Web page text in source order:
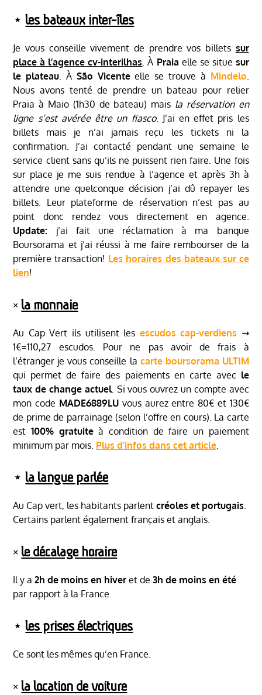
⋆les bateaux inter-îles
Je vous conseille vivement de prendre vos billets sur
place à l’agence cv-interilhas. À Praia elle se situe sur
le plateau. À São Vicenteelle se trouve à Mindelo.
Nous avons tenté de prendre un bateau pour relier
Praia à Maio (1h30 de bateau) mais la réservation en
ligne s’est avérée être un fiasco. J’ai en effet pris les
billets mais je n’ai jamais reçu les tickets ni la
confirmation. J’ai contacté pendant une semaine le
service client sans qu’ils ne puissent rien faire. Une fois
sur place je me suis rendue à l’agence et après 3h à
attendre une quelconque décision j’ai dû repayer les
billets. Leur plateforme de réservation n’est pas au
point donc rendez vous directement en agence.
Update: j’ai fait une réclamation à ma banque
Boursorama et j’ai réussi à me faire rembourser de la
première transaction! Les horaires des bateaux sur ce
lien!
༝la monnaie
Au Cap Vert ils utilisent les escudos cap-verdiens ⇝
1€=110,27 escudos. Pour ne pas avoir de frais à
l’étranger je vous conseille la carte boursorama ULTIM
qui permet de faire des paiements en carte avec le
taux de change actuel. Si vous ouvrez un compte avec
mon code MADE6889LU vous aurez entre 80€ et 130€
de prime de parrainage (selon l’offre en cours). La carte
est100% gratuiteà condition de faire un paiement
minimum par mois. Plus d’infos dans cet article.
⋆la langue parlée
Au Cap vert, les habitants parlentcréoles et portugais.
Certains parlent également français et anglais.
༝le décalage horaire
Il y a2h de moins en hiver et de3h de moins en été
par rapport à la France.
⋆les prises électriques
Ce sont les mêmes qu’en France.
༝la location de voiture